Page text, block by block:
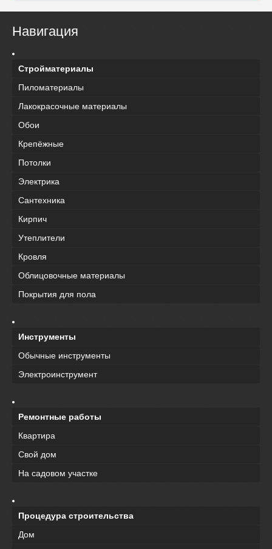
Навигация
Стройматериалы
Пиломатериалы
Лакокрасочные материалы
Обои
Крепёжные
Потолки
Электрика
Сантехника
Кирпич
Утеплители
Кровля
Облицовочные материалы
Покрытия для пола
Инструменты
Обычные инструменты
Электроинструмент
Ремонтные работы
Квартира
Свой дом
На садовом участке
Процедура строительства
Дом